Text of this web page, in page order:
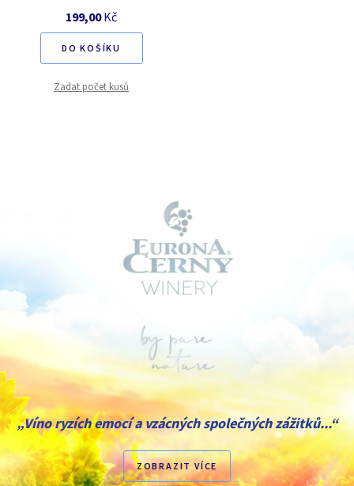
199,00Kč
DO KOŠÍKU
Zadat počet kusů
„Víno ryzích emocí a vzácných společných zážitků...“
ZOBRAZIT VÍCE